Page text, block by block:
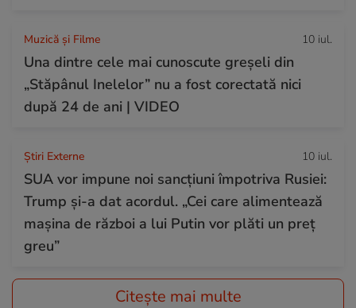
Muzică și Filme 10 iul.
Una dintre cele mai cunoscute greșeli din
„Stăpânul Inelelor” nu a fost corectată nici
după 24 de ani | VIDEO
Știri Externe 10 iul.
SUA vor impune noi sancțiuni împotriva Rusiei:
Trump și-a dat acordul. „Cei care alimentează
mașina de război a lui Putin vor plăti un preț
greu”
Citește mai multe